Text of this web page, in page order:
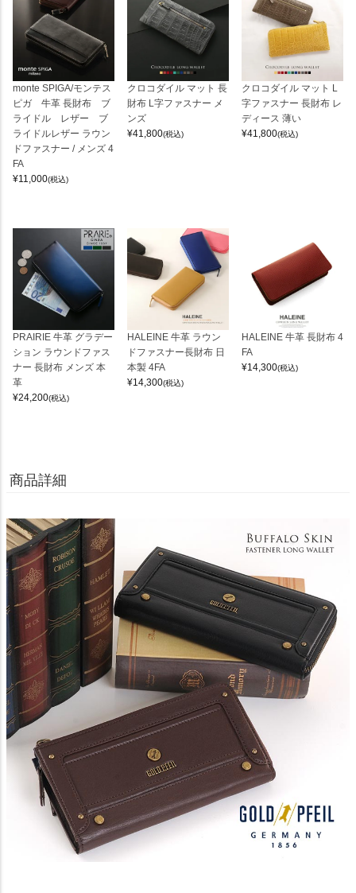
monte SPIGA/モンテス
ピガ 牛革 長財布 ブ
ライドル レザー ブ
ライドルレザー ラウン
ドファスナー / メンズ 4
FA
¥11,000(税込)
クロコダイル マット 長
財布 L字ファスナー メ
ンズ
¥41,800(税込)
クロコダイル マット L
字ファスナー 長財布 レ
ディース 薄い
¥41,800(税込)
PRAIRIE 牛革 グラデー
ション ラウンドファス
ナー 長財布 メンズ 本
革
¥24,200(税込)
HALEINE 牛革 ラウン
ドファスナー長財布 日
本製 4FA
¥14,300(税込)
HALEINE 牛革 長財布 4
FA
¥14,300(税込)
商品詳細